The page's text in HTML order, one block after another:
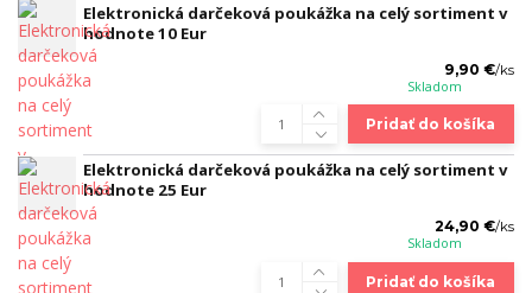
Elektronická darčeková poukážka na celý sortiment v
hodnote 10 Eur
9,90 €/ks
Skladom
Pridať do košíka
Elektronická darčeková poukážka na celý sortiment v
hodnote 25 Eur
24,90 €/ks
Skladom
Pridať do košíka